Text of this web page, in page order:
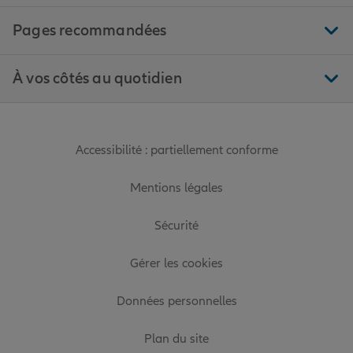
Pages recommandées
À vos côtés au quotidien
Accessibilité : partiellement conforme
Mentions légales
Sécurité
Gérer les cookies
Données personnelles
Plan du site